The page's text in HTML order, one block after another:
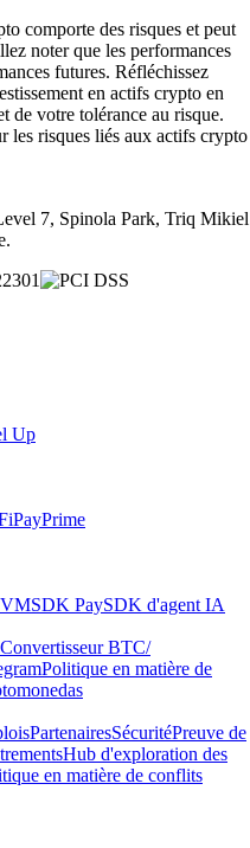
comporte des risques et peut
noter que les performances
futures. Réfléchissez
en actifs crypto en
de votre tolérance au risque.
les risques liés aux actifs crypto
7, Spinola Park, Triq Mikiel
Up
PayPrime
SDK PaySDK d'agent IA
Convertisseur BTC/
Politique en matière de
PartenairesSécuritéPreuve de
Hub d'exploration des
en matière de conflits